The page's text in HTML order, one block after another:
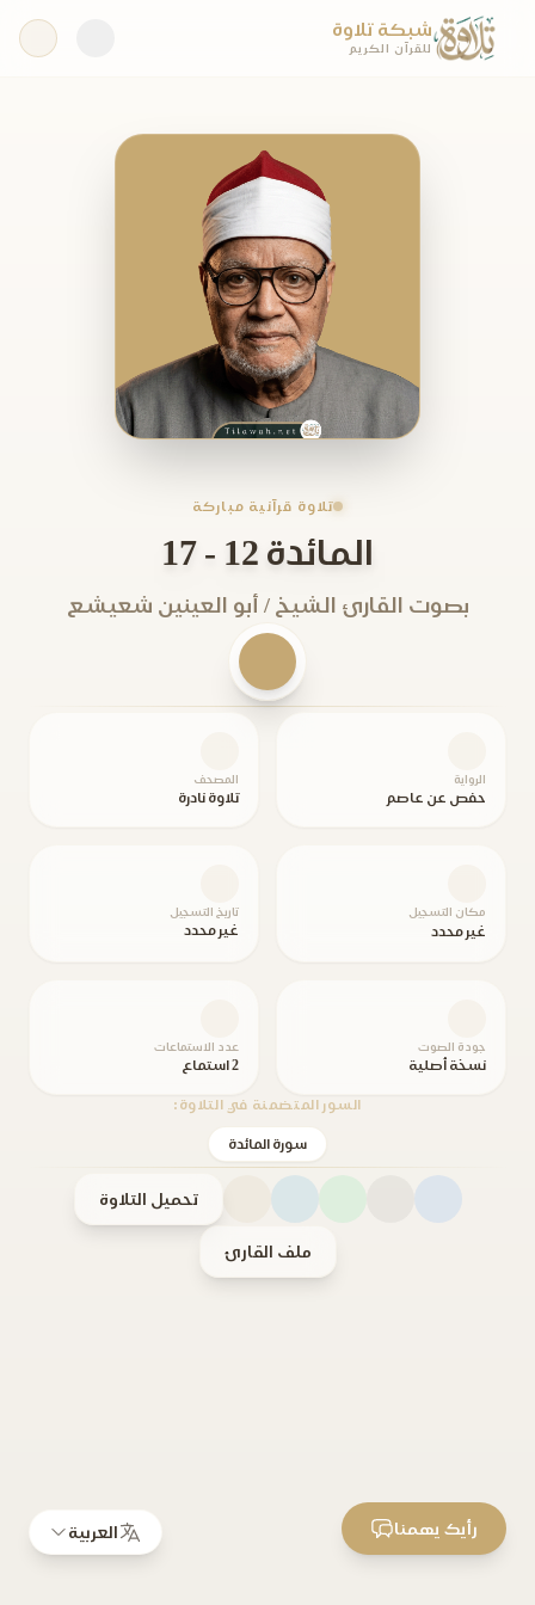
شبكة تلاوة
للقرآن الكريم
تلاوة قرآنية مباركة
المائدة 12 - 17
بصوت القارئ الشيخ / أبو العينين شعيشع
الرواية
حفص عن عاصم
المصحف
تلاوة نادرة
مكان التسجيل
غير محدد
تاريخ التسجيل
غير محدد
جودة الصوت
نسخة أصلية
عدد الاستماعات
2 استماع
السور المتضمنة في التلاوة:
سورة المائدة
تحميل التلاوة
ملف القارئ
العربية رأيك يهمنا